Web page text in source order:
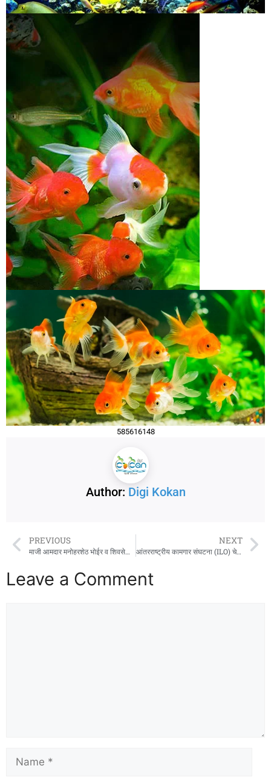
585616148
Author: Digi Kokan
PREVIOUS
माजी आमदार मनोहरशेठ भोईर व शिवसेना तालुकाप्रमुख संतोष ठाकूर यांच्या पाठपुराव्याला यश
NEXT
आंतरराष्ट्रीय कामगार संघटना (ILO) चे संचालक दिग्मार वॉल्टर यांनी दिली महाराष्ट्रातील पनवेल केंद्रास भेट
Leave a Comment